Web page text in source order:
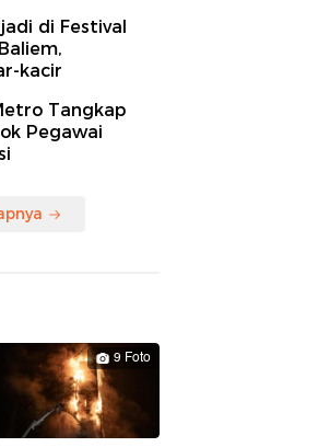
di Festival
kacir
Tangkap
Pegawai
9 Foto